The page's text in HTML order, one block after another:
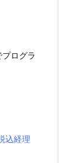
ログラ
込経理